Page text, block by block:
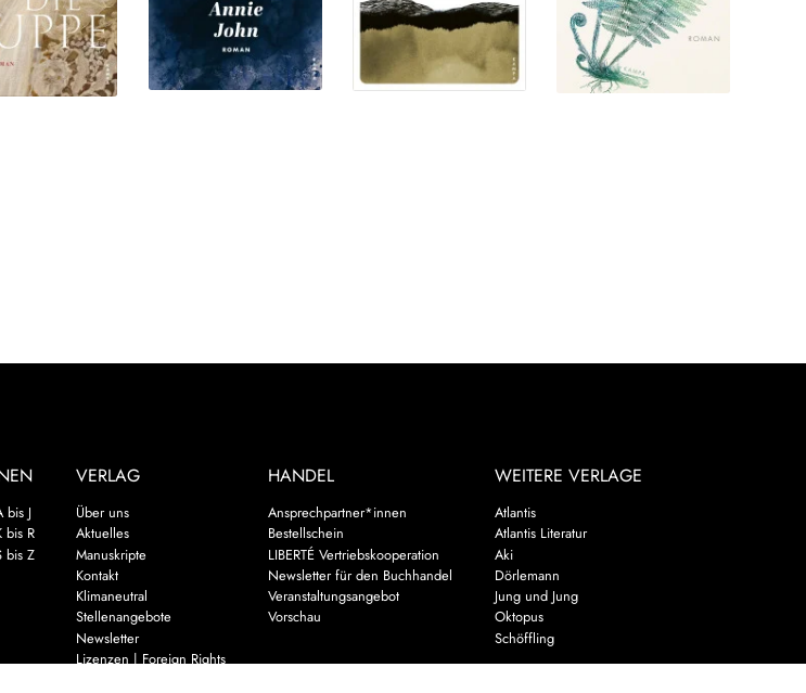
J
R
bis Z
VERLAG
Über uns
Aktuelles
Manuskripte
Kontakt
Klimaneutral
Stellenangebote
Newsletter
Lizenzen | Foreign Rights
HANDEL
Ansprechpartner*innen
Bestellschein
LIBERTÉ Vertriebskooperation
Newsletter für den Buchhandel
Veranstaltungsangebot
Vorschau
WEITERE VERLAGE
Atlantis
Atlantis Literatur
Aki
Dörlemann
Jung und Jung
Oktopus
Schöffling